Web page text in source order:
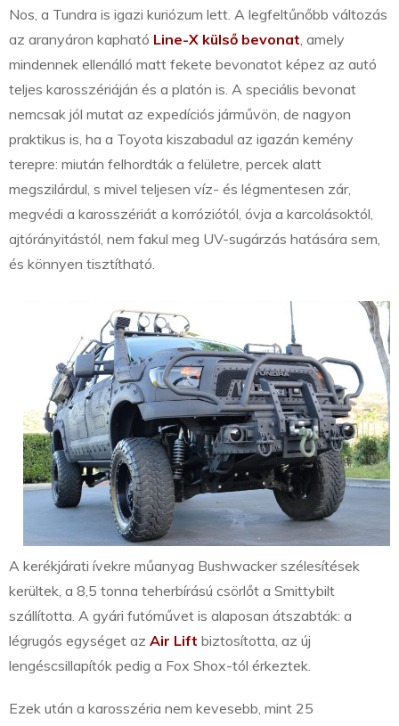
Nos, a Tundra is igazi kuriózum lett. A legfeltűnőbb változás
az aranyáron kapható Line-X külső bevonat, amely
mindennek ellenálló matt fekete bevonatot képez az autó
teljes karosszériáján és a platón is. A speciális bevonat
nemcsak jól mutat az expedíciós járművön, de nagyon
praktikus is, ha a Toyota kiszabadul az igazán kemény
terepre: miután felhordták a felületre, percek alatt
megszilárdul, s mivel teljesen víz- és légmentesen zár,
megvédi a karosszériát a korróziótól, óvja a karcolásoktól,
ajtórányitástól, nem fakul meg UV-sugárzás hatására sem,
és könnyen tisztítható.
A kerékjárati ívekre műanyag Bushwacker szélesítések
kerültek, a 8,5 tonna teherbírású csörlőt a Smittybilt
szállította. A gyári futóművet is alaposan átszabták: a
légrugós egységet az Air Lift biztosította, az új
lengéscsillapítók pedig a Fox Shox-tól érkeztek.
Ezek után a karosszéria nem kevesebb, mint 25